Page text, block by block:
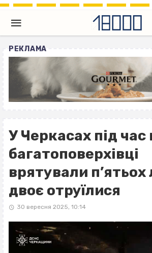
РЕКЛАМА
У Черкасах під
багатоповерхівці
врятували
двоє отруїлися
30 вересня 2025, 10:14